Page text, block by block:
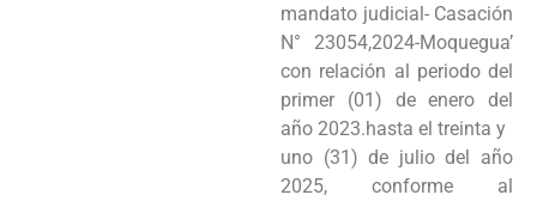
mandato judicial- Casación
N° 23054,2024-Moquegua’
con relación al periodo del
primer (01) de enero del
año 2023.hasta el treinta y
uno (31) de julio del año
2025, conforme al